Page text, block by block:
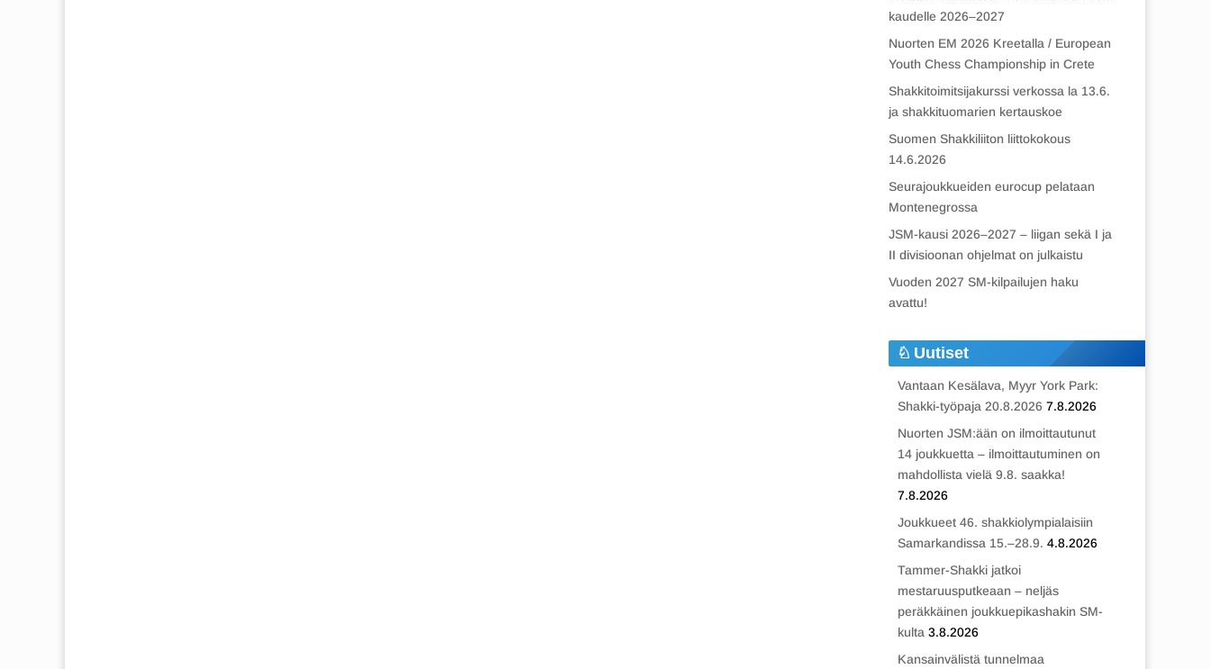
kaudelle 2026–2027
Nuorten EM 2026 Kreetalla / European
Youth Chess Championship in Crete
Shakkitoimitsijakurssi verkossa la 13.6.
ja shakkituomarien kertauskoe
Suomen Shakkiliiton liittokokous
14.6.2026
Seurajoukkueiden eurocup pelataan
Montenegrossa
JSM-kausi 2026–2027 – liigan sekä I ja
II divisioonan ohjelmat on julkaistu
Vuoden 2027 SM-kilpailujen haku
avattu!
Uutiset
Vantaan Kesälava, Myyr York Park:
Shakki-työpaja 20.8.2026 7.8.2026
Nuorten JSM:ään on ilmoittautunut
14 joukkuetta – ilmoittautuminen on
mahdollista vielä 9.8. saakka!
7.8.2026
Joukkueet 46. shakkiolympialaisiin
Samarkandissa 15.–28.9. 4.8.2026
Tammer-Shakki jatkoi
mestaruusputkeaan – neljäs
peräkkäinen joukkuepikashakin SM-
kulta 3.8.2026
Kansainvälistä tunnelmaa